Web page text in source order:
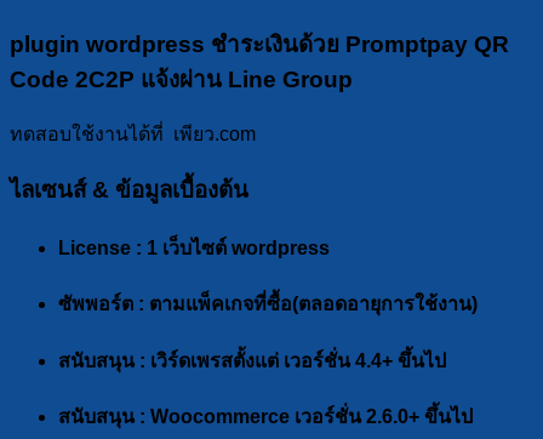
plugin wordpress ชำระเงินด้วย Promptpay QR
Code 2C2P แจ้งผ่าน Line Group
ทดสอบใช้งานได้ที่ เพียว.com
ไลเซนส์ & ข้อมูลเบื้องต้น
License : 1 เว็บไซต์ wordpress
ซัพพอร์ต : ตามแพ็คเกจที่ซื้อ(ตลอดอายุการใช้งาน)
สนับสนุน : เวิร์ดเพรสตั้งแต่ เวอร์ชั่น 4.4+ ขึ้นไป
สนับสนุน : Woocommerce เวอร์ชั่น 2.6.0+ ขึ้นไป